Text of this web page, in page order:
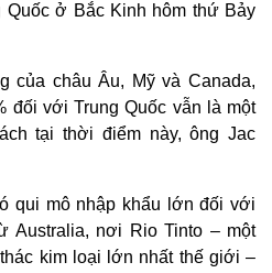
Quốc ở Bắc Kinh hôm thứ Bảy
của châu Âu, Mỹ và Canada,
đối với Trung Quốc vẫn là một
tại thời điểm này, ông Jac
qui mô nhập khẩu lớn đối với
Australia, nơi Rio Tinto – một
kim loại lớn nhất thế giới –